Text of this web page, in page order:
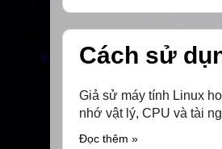
Cách sử
Giả sử máy tính Linux
nhớ vật lý, CPU và tài
Đọc thêm »